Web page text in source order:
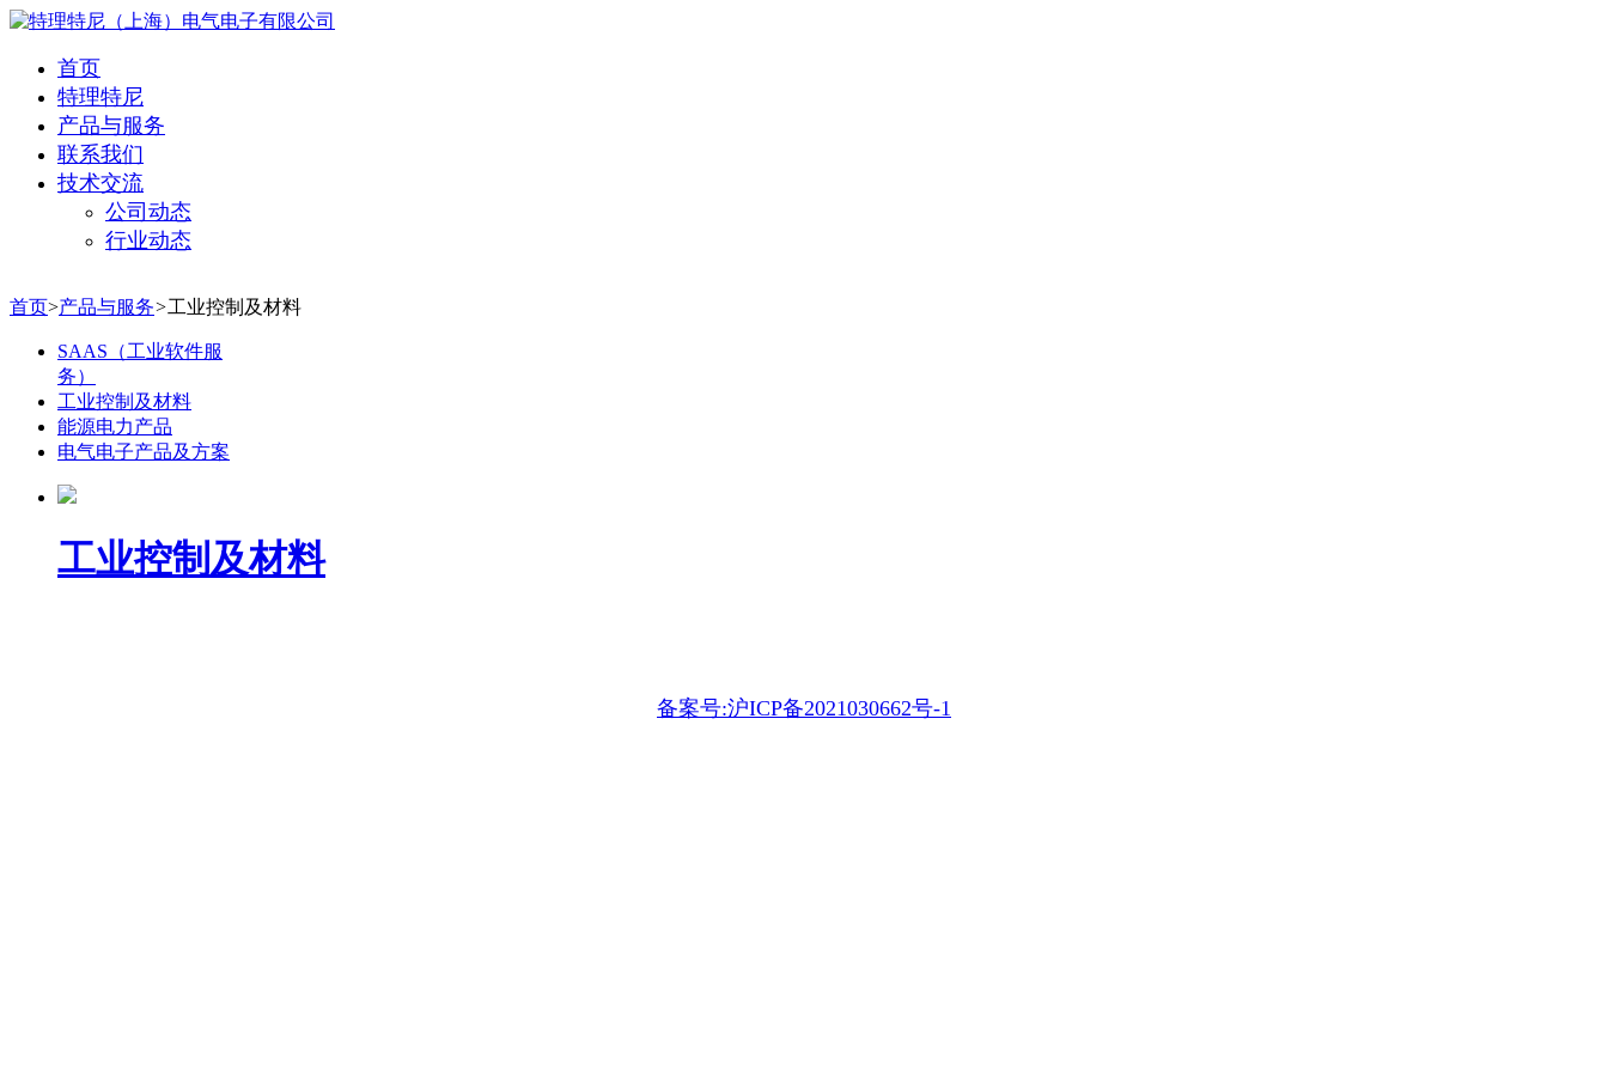
首页
特理特尼
产品与服务
联系我们
技术交流
公司动态
行业动态
首页>产品与服务>工业控制及材料
SAAS（工业软件服
务）
工业控制及材料
能源电力产品
电气电子产品及方案
工业控制及材料
备案号:沪ICP备2021030662号-1